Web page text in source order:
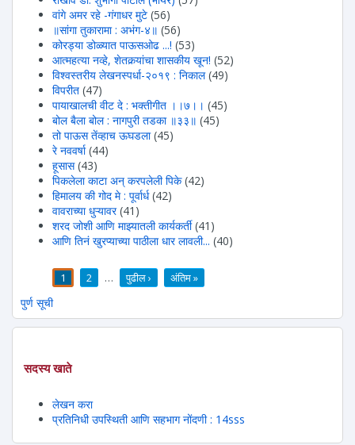
वांगे अमर रहे -गंगाधर मुटे (56)
॥सांगा तुकारामा : अभंग-४॥ (56)
कोरड्या डोळ्यात पाऊसओढ ...! (53)
आत्महत्या नव्हे, शेतकर्‍यांचा शासकीय खून! (52)
विश्वस्तरीय लेखनस्पर्धा-२०१९ : निकाल (49)
विपरीत (47)
पायाखालची वीट दे : भक्तीगीत ।।७।। (45)
बोल बैला बोल : नागपुरी तडका ॥३३॥ (45)
तो पाऊस तेंव्हाच ऊघडला (45)
रे नववर्षा(44)
हूसास (43)
पिकलेला काटा अन् करपलेली पिके (42)
हिमालय की गोद मे : पूर्वार्ध (42)
वावराच्या धुऱ्यावर(41)
शरद जोशी आणि माझ्यातली कार्यकर्ती (41)
आणि तिनं खुरप्याच्या पाठीला धार लावली... (40)
1 2 … पुढील › अंतिम »
पुर्ण सूची
सदस्य खाते
लेखन करा
प्रतिनिधी उपस्थिती आणि सहभाग नोंदणी : 14sss